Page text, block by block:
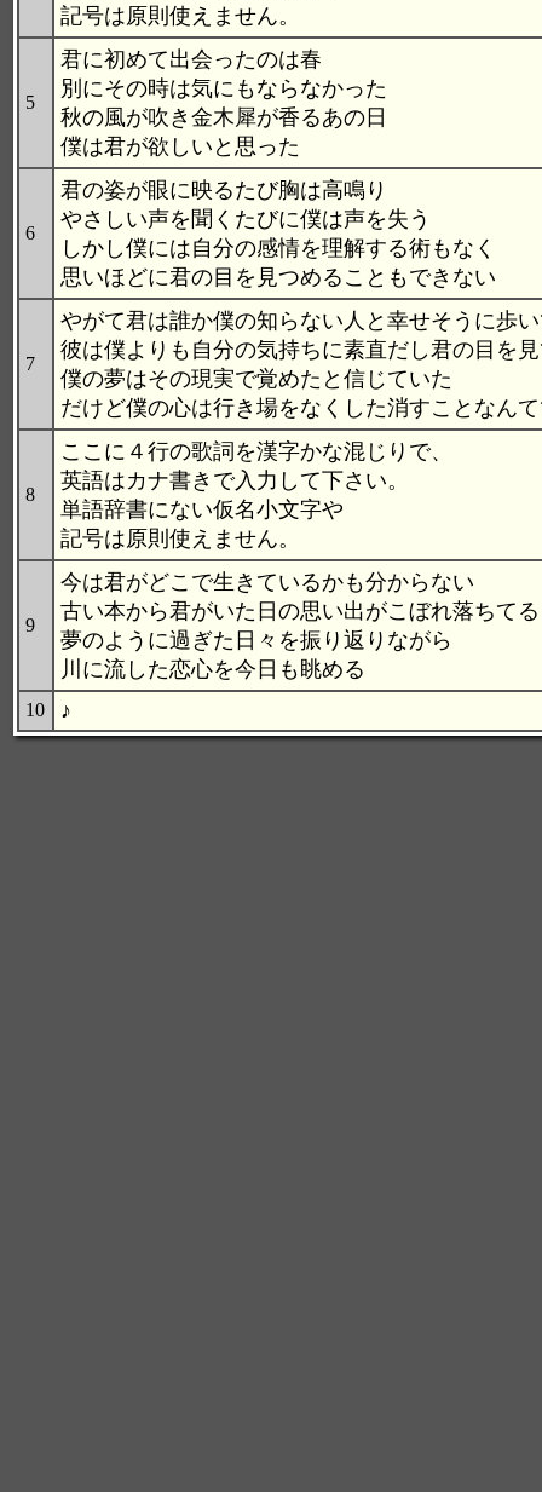
記号は原則使えません。
5
君に初めて出会ったのは春
別にその時は気にもならなかった
秋の風が吹き金木犀が香るあの日
僕は君が欲しいと思った
6
君の姿が眼に映るたび胸は高鳴り
やさしい声を聞くたびに僕は声を失う
しかし僕には自分の感情を理解する術もなく
思いほどに君の目を見つめることもできない
7
やがて君は誰か僕の知らない人と幸せそうに歩
彼は僕よりも自分の気持ちに素直だし君の目を
僕の夢はその現実で覚めたと信じていた
だけど僕の心は行き場をなくした消すことなん
8
ここに４行の歌詞を漢字かな混じりで、
英語はカナ書きで入力して下さい。
単語辞書にない仮名小文字や
記号は原則使えません。
9
今は君がどこで生きているかも分からない
古い本から君がいた日の思い出がこぼれ落ちてる
夢のように過ぎた日々を振り返りながら
川に流した恋心を今日も眺める
10 ♪